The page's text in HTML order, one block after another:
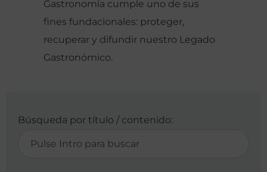
Gastronomía cumple uno de sus
fines fundacionales: proteger,
recuperar y difundir nuestro Legado
Gastronómico.
Búsqueda por título / contenido: